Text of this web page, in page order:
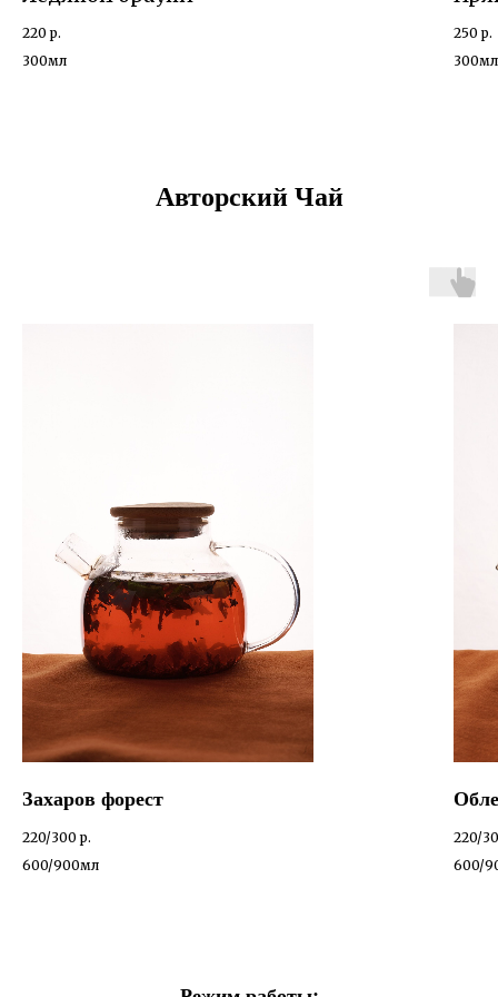
220 р.
300мл
250 р.
300мл
Авторский Чай
Захаров форест
220/300 р.
600/900мл
220/
600/